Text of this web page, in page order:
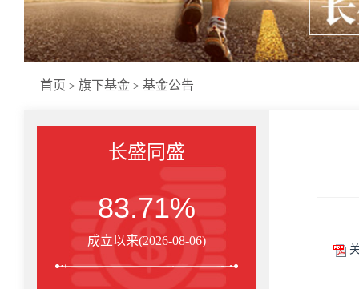
首页 > 旗下基金 > 基金公告
长盛同盛
83.71%
成立以来(2026-08-06)